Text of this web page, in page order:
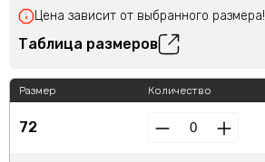
Цена зависит от выбранного размера!
Таблица размеров
Размер
72
Количество